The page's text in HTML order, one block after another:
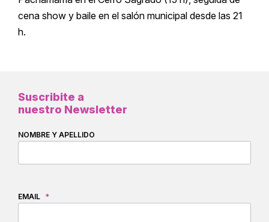
cena show y baile en el salón municipal desde las 21
h.
Suscribite a
nuestro Newsletter
NOMBRE Y APELLIDO
EMAIL *